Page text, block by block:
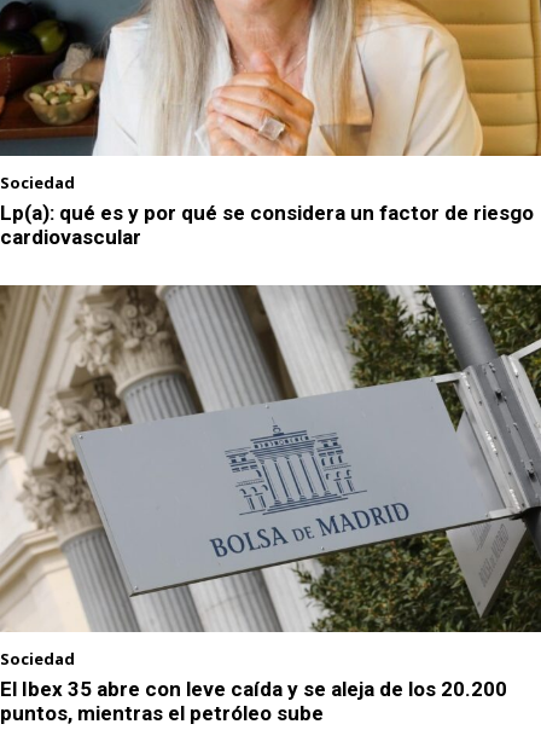
Sociedad
Lp(a): qué es y por qué se considera un factor de riesgo
cardiovascular
Sociedad
El Ibex 35 abre con leve caída y se aleja de los 20.200
puntos, mientras el petróleo sube